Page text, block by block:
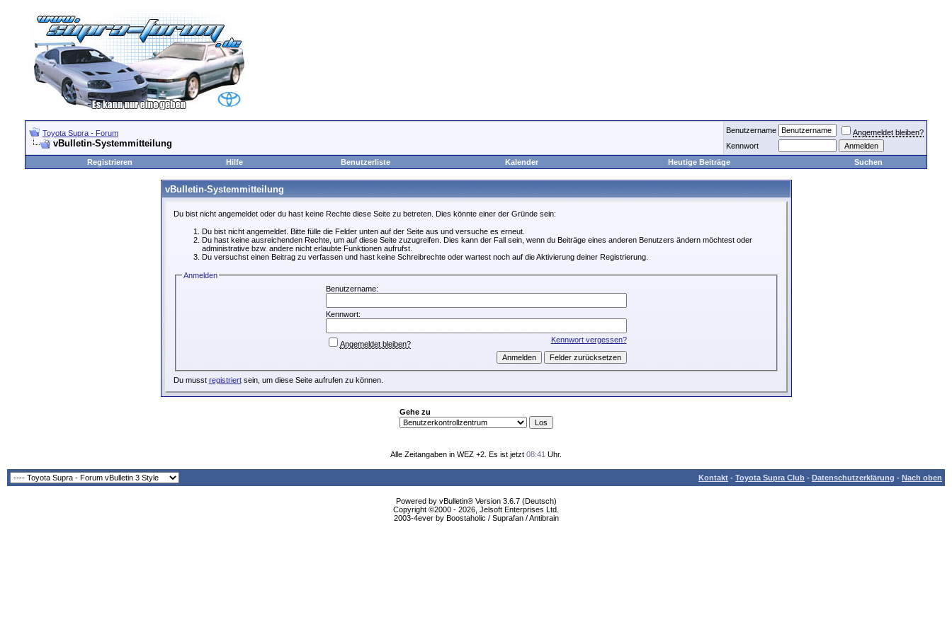
Toyota Supra - Forum
vBulletin-Systemmitteilung
Benutzername
Angemeldet bleiben?
Kennwort
Registrieren
Hilfe Benutzerliste Kalender Heutige Beiträge Suchen
vBulletin-Systemmitteilung
Du bist nicht angemeldet oder du hast keine Rechte diese Seite zu betreten. Dies könnte einer der Gründe sein:
Du bist nicht angemeldet. Bitte fülle die Felder unten auf der Seite aus und versuche es erneut.
Du hast keine ausreichenden Rechte, um auf diese Seite zuzugreifen. Dies kann der Fall sein, wenn du Beiträge eines anderen Benutzers ändern möchtest oder
administrative bzw. andere nicht erlaubte Funktionen aufrufst.
Du versuchst einen Beitrag zu verfassen und hast keine Schreibrechte oder wartest noch auf die Aktivierung deiner Registrierung.
Anmelden
Benutzername:
Kennwort:
Kennwort vergessen?
Angemeldet bleiben?
Du musst registriertsein, um diese Seite aufrufen zu können.
Gehe zu
Alle Zeitangaben in WEZ +2. Es ist jetzt 08:41 Uhr.
Kontakt - Toyota Supra Club - Datenschutzerklärung - Nach oben
Powered by vBulletin® Version 3.6.7 (Deutsch)
Copyright ©2000 - 2026, Jelsoft Enterprises Ltd.
2003-4ever by Boostaholic / Suprafan / Antibrain